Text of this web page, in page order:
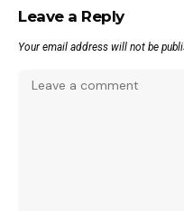
Leave a Reply
Your email address will not be